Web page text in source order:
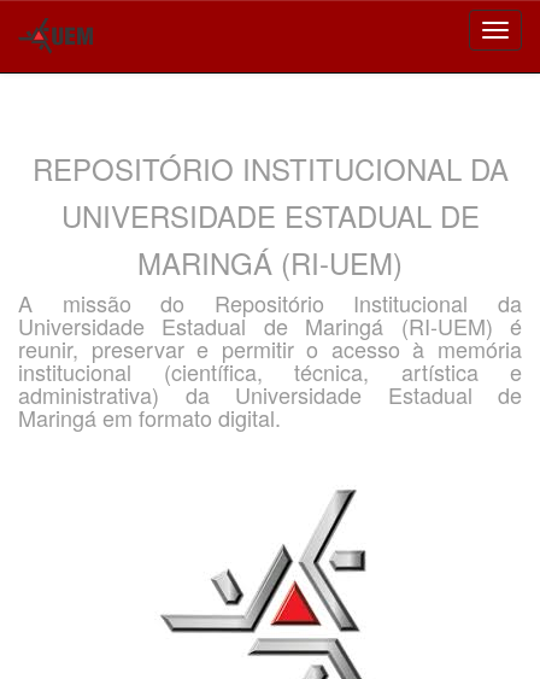
REPOSITÓRIO INSTITUCIONAL DA
UNIVERSIDADE ESTADUAL DE
MARINGÁ (RI-UEM)
A missão do Repositório Institucional da
Universidade Estadual de Maringá (RI-UEM) é
reunir, preservar e permitir o acesso à memória
institucional (científica, técnica, artística e
administrativa) da Universidade Estadual de
Maringá em formato digital.